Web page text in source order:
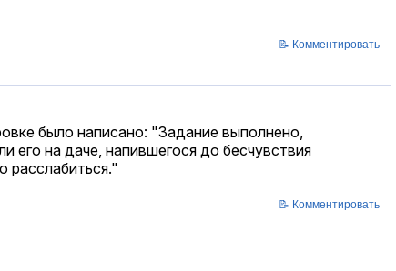
📝 Комментировать
было написано: "Задание выполнено,
его на даче, напившегося до бесчувствия
расслабиться."
📝 Комментировать